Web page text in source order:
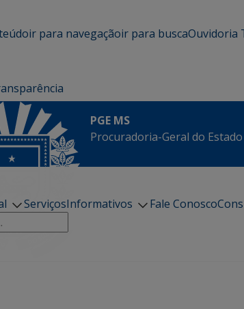
ir para navegaçãoir para buscaOuvidoria
PGE MS
Procuradoria-Geral do
ServiçosInformativos Fale Conosco